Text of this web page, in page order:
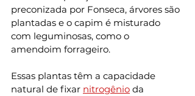
preconizada por Fonseca, árvores são
plantadas e o capim é misturado
com leguminosas, como o
amendoim forrageiro.
Essas plantas têm a capacidade
natural de fixar nitrogênio da